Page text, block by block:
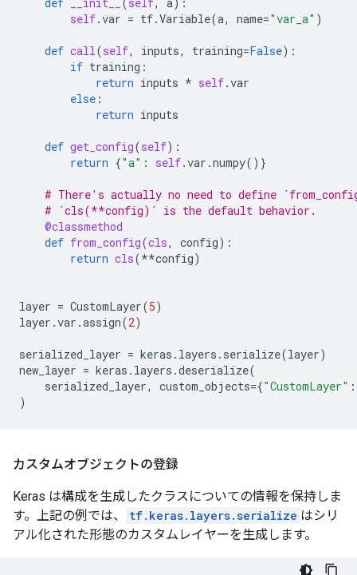
self.var = tf.Variable(a, name="var_a" )
def call(self, inputs, training=False):
if training :
return inputs * self.var
else :
return inputs
def get_config(self):
return {"a" : self.var .numpy()}
# There's actually no need to define
# `cls(**config)` is the default behavior.
@classmethod
def from_config(cls, config):
return cls(**config)
layer = CustomLayer(5)
layer .var .assign(2)
serialized_layer = keras . layers . serialize(layer)
new_layer = keras . layers .deserialize(
serialized_layer, custom_objects={"CustomLayer" :
)
カスタムオブジェクトの登録
Keras は構成を生成したクラスについての情報を保持しま
す。上記の例では、
tf.keras.layers.serialize はシリ
アル化された形態のカスタムレイヤーを生成します。